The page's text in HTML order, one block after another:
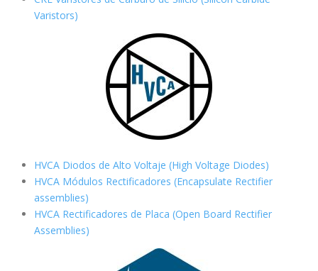
Varistors)
HVCA Diodos de Alto Voltaje (High Voltage Diodes)
HVCA Módulos Rectificadores (Encapsulate Rectifier
assemblies)
HVCA Rectificadores de Placa (Open Board Rectifier
Assemblies)